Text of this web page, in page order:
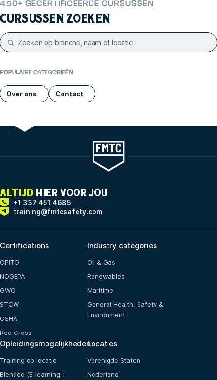
450+ GECERTIFICEERDE CURSUSSEN
CURSUSSEN ZOEKEN
POPULAIRE CATEGORIEËN
Over ons Contact
ALTIJD HIER VOOR JOU
+1 337 451 4685
training@fmtcsafety.com
Certifications
OPITO
NOGEPA
GWO
STCW
OSHA
Red Cross
Industry categories
Oil & Gas
Renewables
Maritime
General Health, Safety &
Environment
Opleidingsmogelijkheden
Training op locatie
Blended (E-learning +
Locaties
Verenigde Staten
Nederland